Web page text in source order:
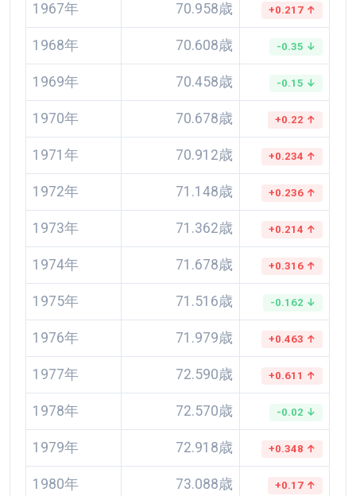
1967年 70.958歳 +0.217 ↑
1968年 70.608歳 -0.35 ↓
1969年 70.458歳 -0.15 ↓
1970年 70.678歳 +0.22 ↑
1971年 70.912歳 +0.234 ↑
1972年 71.148歳 +0.236 ↑
1973年 71.362歳 +0.214 ↑
1974年 71.678歳 +0.316 ↑
1975年 71.516歳 -0.162 ↓
1976年 71.979歳 +0.463 ↑
1977年 72.590歳 +0.611 ↑
1978年 72.570歳 -0.02 ↓
1979年 72.918歳 +0.348 ↑
1980年 73.088歳 +0.17 ↑